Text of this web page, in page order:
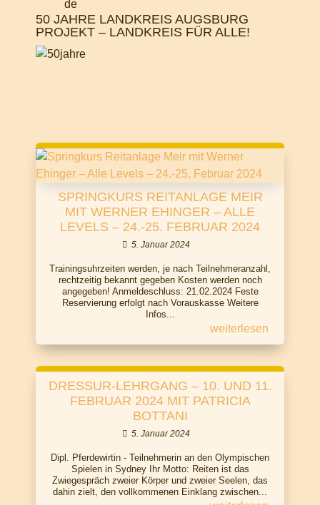
50 JAHRE LANDKREIS AUGSBURG
PROJEKT – LANDKREIS FÜR ALLE!
SPRINGKURS REITANLAGE MEIR
MIT WERNER EHINGER – ALLE
LEVELS – 24.-25. FEBRUAR 2024
5. Januar 2024
Trainingsuhrzeiten werden, je nach Teilnehmeranzahl,
rechtzeitig bekannt gegeben Kosten werden noch
angegeben! Anmeldeschluss: 21.02.2024 Feste
Reservierung erfolgt nach Vorauskasse Weitere
Infos...
weiterlesen
DRESSUR-LEHRGANG – 10. UND 11.
FEBRUAR 2024 MIT PATRICIA
BOTTANI
5. Januar 2024
Dipl. Pferdewirtin - Teilnehmerin an den Olympischen
Spielen in Sydney Ihr Motto: Reiten ist das
Zwiegespräch zweier Körper und zweier Seelen, das
dahin zielt, den vollkommenen Einklang zwischen...